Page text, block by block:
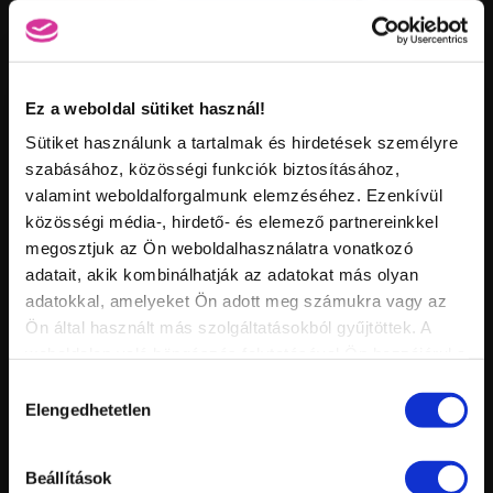
Ez a weboldal sütiket használ!
Sütiket használunk a tartalmak és hirdetések személyre
szabásához, közösségi funkciók biztosításához,
valamint weboldalforgalmunk elemzéséhez. Ezenkívül
közösségi média-, hirdető- és elemező partnereinkkel
megosztjuk az Ön weboldalhasználatra vonatkozó
adatait, akik kombinálhatják az adatokat más olyan
adatokkal, amelyeket Ön adott meg számukra vagy az
Ön által használt más szolgáltatásokból gyűjtöttek. A
kiválasztása
Elengedhetetlen
Beállítások
Hossz:
Nézettség:
Értékelés:
Feltöltve:
FRANCIA MANIKŰR - OKJ ALAPTECHNIKA